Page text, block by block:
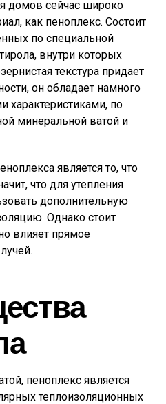
домов сейчас широко
как пеноплекс. Состоит
по специальной
внутри которых
текстура придает
он обладает намного
по
минеральной ватой и
является то, что
что для утепления
дополнительную
Однако стоит
влияет прямое
пеноплекс является
теплоизоляционных